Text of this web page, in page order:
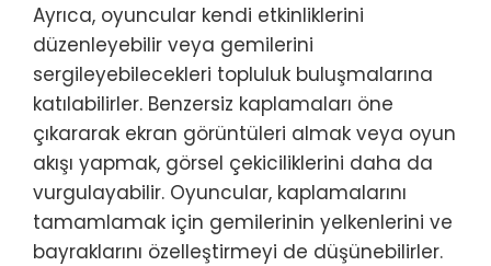
Ayrıca, oyuncular kendi etkinliklerini
düzenleyebilir veya gemilerini
sergileyebilecekleri topluluk buluşmalarına
katılabilirler. Benzersiz kaplamaları öne
çıkararak ekran görüntüleri almak veya oyun
akışı yapmak, görsel çekiciliklerini daha da
vurgulayabilir. Oyuncular, kaplamalarını
tamamlamak için gemilerinin yelkenlerini ve
bayraklarını özelleştirmeyi de düşünebilirler.